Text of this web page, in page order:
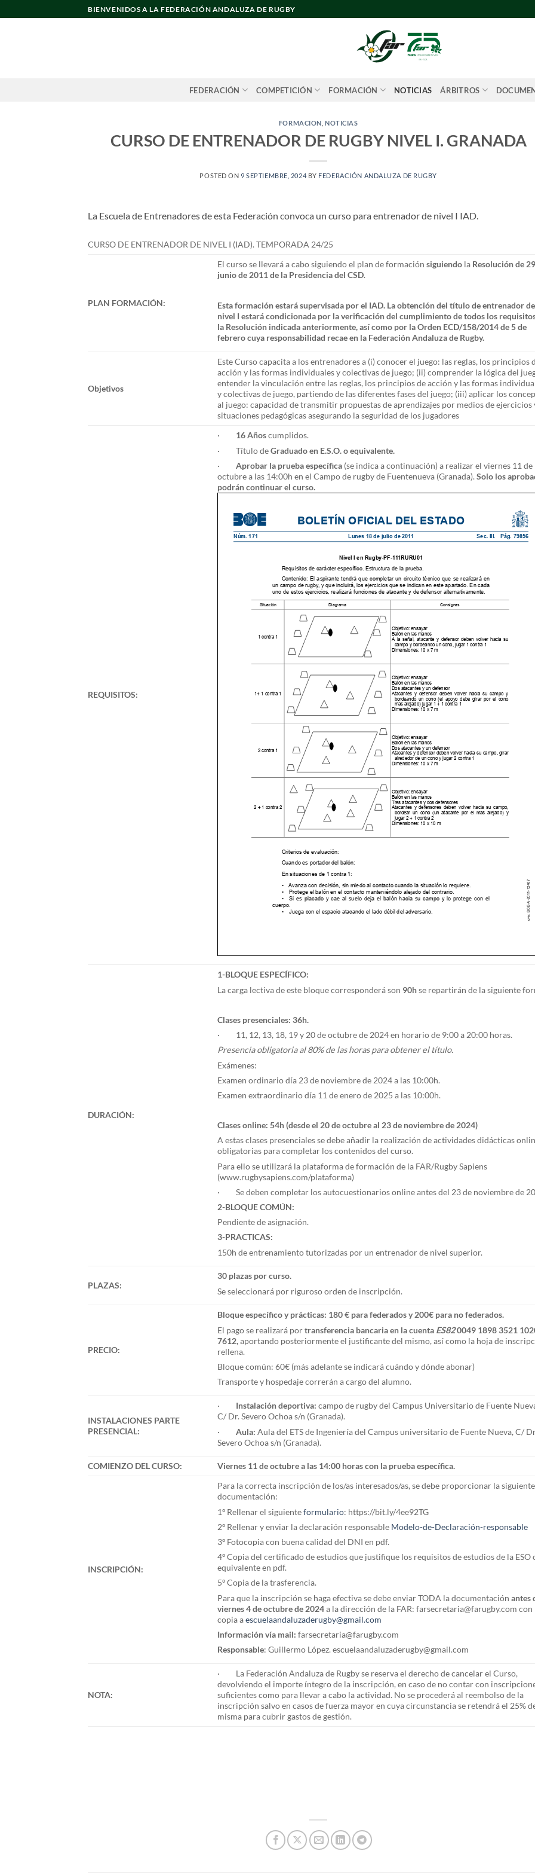
al
BIENVENIDOS A LA FEDERACIÓN ANDALUZA DE RUGBY
FEDERACIÓN COMPETICIÓN FORMACIÓN NOTICIAS ÁRBITROS
FORMACION ,NOTICIAS
CURSO DE ENTRENADOR DE RUGBY NIVEL I. GRANADA
POSTED ON9 SEPTIEMBRE, 2024 BY FEDERACIÓN ANDALUZA DE RUGBY
La Escuela de Entrenadores de esta Federación convoca un curso para entrenador de nivel I IAD.
CURSO DE ENTRENADOR DE NIVEL I (IAD). TEMPORADA 24/25
PLAN FORMACIÓN:
El curso se llevará a cabo siguiendo el plan de formaciónsiguiendo la Resolución de
junio de 2011 de la Presidencia del CSD.
Esta formación estará supervisada por el IAD. La obtención del título de entrenador de
nivel I estará condicionada por la verificación del cumplimiento de todos los
la Resolución indicada anteriormente, así como por la Orden ECD/158/2014 de 5 de
febrero cuya responsabilidad recae en la Federación Andaluza de Rugby.
Objetivos
Este Curso capacita a los entrenadores a (i) conocer el juego: las reglas, los principios
acción y las formas individuales y colectivas de juego; (ii) comprender la lógica del
entender la vinculación entre las reglas, los principios de acción y las formas
y colectivas de juego, partiendo de las diferentes fases del juego; (iii) aplicar los
al juego: capacidad de transmitir propuestas de aprendizajes por medios de ejercicios
situaciones pedagógicas asegurando la seguridad de los jugadores
REQUISITOS:
· 16 Añoscumplidos.
· Título deGraduado en E.S.O. o equivalente.
·Aprobar la prueba específica (se indica a continuación) a realizar el viernes 11 de
octubre a las 14:00h en el Campo de rugby de Fuentenueva (Granada).Solo los
podrán continuar el curso.
DURACIÓN:
1-BLOQUE ESPECÍFICO:
La carga lectiva de este bloque corresponderá son 90hse repartirán de la siguiente
Clases presenciales: 36h.
· 11, 12, 13, 18, 19 y 20 de octubre de 2024 en horario de 9:00 a 20:00 horas.
Presencia obligatoria al 80% de las horas para obtener el título.
Exámenes:
Examen ordinario día 23 de noviembre de 2024 a las 10:00h.
Examen extraordinario día 11 de enero de 2025 a las 10:00h.
Clases online: 54h (desde el 20 de octubre al 23 de noviembre de 2024)
A estas clases presenciales se debe añadir la realización de actividades didácticas
obligatorias para completar los contenidos del curso.
Para ello se utilizará la plataforma de formación de la FAR/Rugby Sapiens
(www.rugbysapiens.com/plataforma)
· Se deben completar los autocuestionarios online antes del 23 de noviembre de
2-BLOQUE COMÚN:
Pendiente de asignación.
3-PRACTICAS:
150h de entrenamiento tutorizadas por un entrenador de nivel superior.
PLAZAS:
30 plazas por curso.
Se seleccionará por riguroso orden de inscripción.
PRECIO:
Bloque específico y prácticas: 180 € para federados y 200€ para no federados.
El pago se realizará portransferencia bancaria en la cuenta ES820049 1898 3521
7612,aportando posteriormente el justificante del mismo, así como la hoja de
rellena.
Bloque común: 60€ (más adelante se indicará cuándo y dónde abonar)
Transporte y hospedaje correrán a cargo del alumno.
INSTALACIONES PARTE
PRESENCIAL:
· Instalación deportiva:campo de rugby del Campus Universitario de Fuente
C/ Dr. Severo Ochoa s/n (Granada).
·Aula: Aula del ETS de Ingeniería del Campus universitario de Fuente Nueva, C/
Severo Ochoa s/n (Granada).
COMIENZO DEL CURSO: Viernes 11 de octubre a las 14:00 horas con la prueba específica.
INSCRIPCIÓN:
Para la correcta inscripción de los/as interesados/as, se debe proporcionar la siguiente
documentación:
1º Rellenar el siguienteformulario: https://bit.ly/4ee92TG
2º Rellenar y enviar la declaración responsable Modelo-de-Declaración-responsable
3º Fotocopia con buena calidad del DNI en pdf.
4º Copia del certificado de estudios que justifique los requisitos de estudios de la ESO
equivalente en pdf.
5º Copia de la trasferencia.
Para que la inscripción se haga efectiva se debe enviar TODA la documentaciónantes
viernes 4 de octubre de 2024a la dirección de la FAR: farsecretaria@farugby.com con
copia aescuelaandaluzaderugby@gmail.com
Información vía mail:farsecretaria@farugby.com
Responsable: Guillermo López. escuelaandaluzaderugby@gmail.com
NOTA:
· La Federación Andaluza de Rugby se reserva el derecho de cancelar el Curso,
devolviendo el importe íntegro de la inscripción, en caso de no contar con
suficientes como para llevar a cabo la actividad. No se procederá al reembolso de la
inscripción salvo en casos de fuerza mayor en cuya circunstancia se retendrá el 25%
misma para cubrir gastos de gestión.